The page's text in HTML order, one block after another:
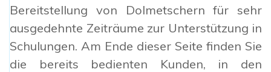
Bereitstellung von Dolmetschern für sehr
ausgedehnte Zeiträume zur Unterstützung in
Schulungen. Am Ende dieser Seite finden Sie
die bereits bedienten Kunden, in den